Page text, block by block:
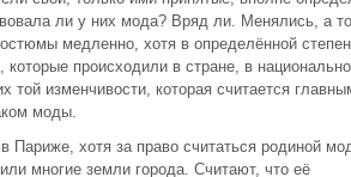
ли у них мода? Вряд ли. Менялись, а
медленно, хотя в определённой
происходили в стране, в
той изменчивости, которая считается
моды.
Париже, хотя за право считаться родиной
многие земли города. Считают, что её